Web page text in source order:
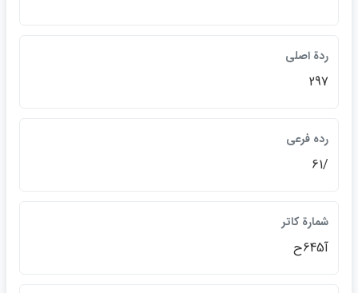
ردة اصلي
297
رده فرعي
/61
شمارة كاتر
آ645ح